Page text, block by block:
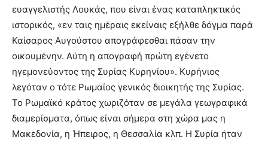
ευαγγελιστής Λουκάς, που είναι ένας καταπληκτικός
ιστορικός, «εν ταις ημέραις εκείναις εξήλθε δόγμα παρά
Καίσαρος Αυγούστου απογράφεσθαι πάσαν την
οικουμένην. Αύτη η απογρα­φή πρώτη εγένετο
ηγεμονεύοντος της Συρίας Κυρηνίου». Κυρήνιος
λεγόταν ο τότε Ρωμαίος γενικός διοικητής της Συρίας.
Το Ρωμαϊκό κράτος χωριζόταν σε μεγάλα γεωγραφικά
διαμερίσματα, όπως είναι σήμερα στη χώρα μας η
Μακεδονία, η Ήπειρος, η Θεσσαλία κλπ. Η Συρία ήταν